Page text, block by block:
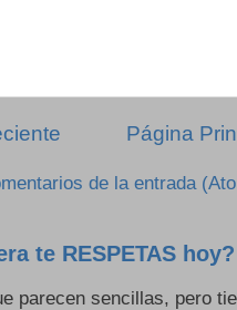
Página
de la entrada
te RESPETAS hoy?
parecen sencillas, pero